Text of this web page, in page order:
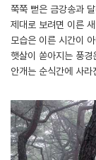
쭉쭉 뻗은 금강송과
제대로 보려면 이른
모습은 이른 시간이
햇살이 쏟아지는 풍
안개는 순식간에 사라